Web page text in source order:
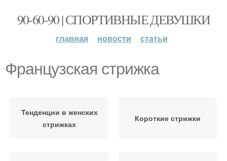
90-60-90 | СПОРТИВНЫЕ ДЕВУШКИ
главная новости статьи
Французская стрижка
Тенденции в женских
стрижках
Короткие стрижки